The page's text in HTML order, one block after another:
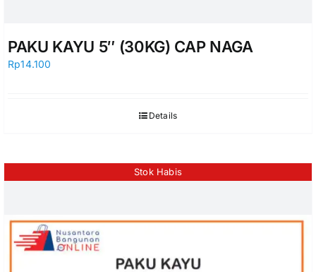
PAKU KAYU 5″ (30KG) CAP NAGA
Rp14.100
Details
Stok Habis